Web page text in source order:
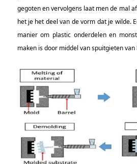
gegoten en vervolgens laat men de mal
het je het deel van de vorm dat je wilde.
manier om plastic onderdelen en
maken is door middel van spuitgieten van